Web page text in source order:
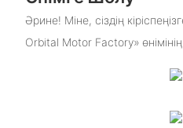
Әрине! Міне, сіздің
Orbital Motor Factory»